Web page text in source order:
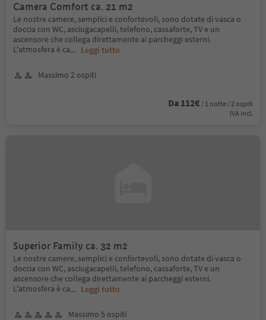
Camera Comfort ca. 21 m2
Le nostre camere, semplici e confortevoli, sono dotate di vasca o
doccia con WC, asciugacapelli, telefono, cassaforte, TV e un
ascensore che collega direttamente ai parcheggi esterni.
L'atmosfera è ca... Leggi tutto
Massimo 2 ospiti
Da 112€ / 1 notte / 2 ospiti
IVA incl.
Superior Family ca. 32 m2
Le nostre camere, semplici e confortevoli, sono dotate di vasca o
doccia con WC, asciugacapelli, telefono, cassaforte, TV e un
ascensore che collega direttamente ai parcheggi esterni.
L'atmosfera è ca... Leggi tutto
Massimo 5 ospiti